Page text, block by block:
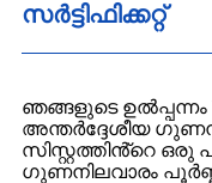
സർട്ടിഫിക്കറ്റ്
ഞങ്ങളുടെ ഉൽപ്പന്നം
അന്തർദ്ദേശീയ
സിസ്റ്റത്തിൻ്റെ
ഗുണനിലവാരം